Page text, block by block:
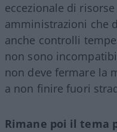
eccezionale di
amministrazioni che
anche controlli
non sono
non deve fermare la
a non finire fuori
Rimane poi il tema